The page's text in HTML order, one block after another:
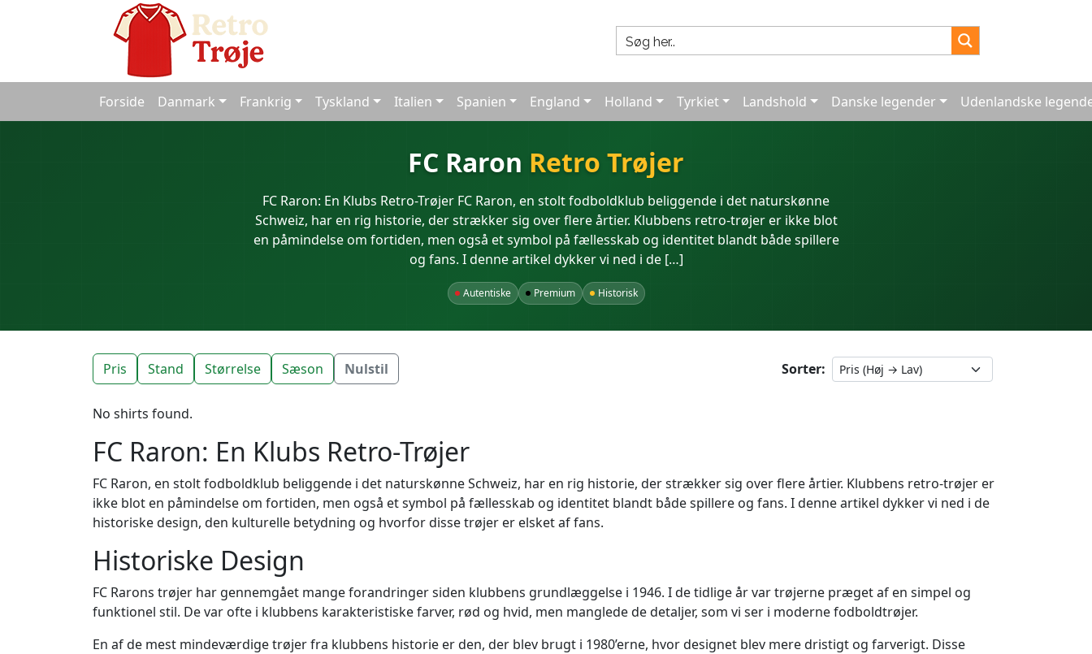
Forside Danmark Frankrig Tyskland Italien Spanien England Holland Tyrkiet Landshold Danske legender Udenlandske
FC Raron Retro Trøjer
FC Raron: En Klubs Retro-Trøjer FC Raron, en stolt fodboldklub beliggende i det naturskønne
Schweiz, har en rig historie, der strækker sig over flere årtier. Klubbens retro-trøjer er ikke blot
en påmindelse om fortiden, men også et symbol på fællesskab og identitet blandt både spillere
og fans. I denne artikel dykker vi ned i de […]
Autentiske Premium Historisk
Pris Stand Størrelse Sæson Nulstil Sorter:
No shirts found.
FC Raron: En Klubs Retro-Trøjer
FC Raron, en stolt fodboldklub beliggende i det naturskønne Schweiz, har en rig historie, der strækker sig over flere årtier. Klubbens retro-trøjer er
ikke blot en påmindelse om fortiden, men også et symbol på fællesskab og identitet blandt både spillere og fans. I denne artikel dykker vi ned i de
historiske design, den kulturelle betydning og hvorfor disse trøjer er elsket af fans.
Historiske Design
FC Rarons trøjer har gennemgået mange forandringer siden klubbens grundlæggelse i 1946. I de tidlige år var trøjerne præget af en simpel og
funktionel stil. De var ofte i klubbens karakteristiske farver, rød og hvid, men manglede de detaljer, som vi ser i moderne fodboldtrøjer.
En af de mest mindeværdige trøjer fra klubbens historie er den, der blev brugt i 1980’erne, hvor designet blev mere dristigt og farverigt. Disse